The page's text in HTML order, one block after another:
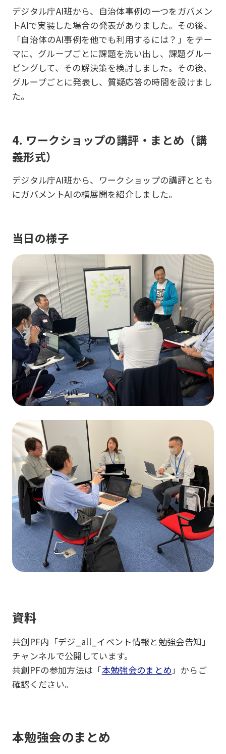
デジタル庁AI班から、自治体事例の一つをガバメン
トAIで実装した場合の発表​がありました。その後、
「自治体のAI事例を他でも利用するには？​」をテー
マに、グループごとに課題を洗い出し、課題グルー
ピングして、その解決策を検討しました。その後、
グループごとに発表し、質疑応答の時間を設けまし
た。
4. ワークショップの講評・まとめ（講
義形式）
デジタル庁AI班から、ワークショップの講評ととも
にガバメントAIの横展開を紹介しました。
当日の様子
資料
共創PF内「デジ_all_イベント情報と勉強会告知」
チャンネルで公開しています。
共創PFの参加方法は「本勉強会のまとめ」からご
確認ください。
本勉強会のまとめ